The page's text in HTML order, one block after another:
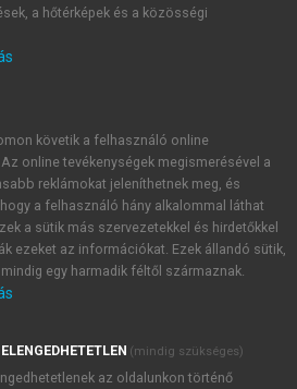
újdonságairól, akcióiról.
Kiadó Zrt. újdonságairól,
foglaltakat tudomásul
a hőtérképek és a közösségi
követik a felhasználó online
online tevékenységek megismerésével a
reklámokat jeleníthetnek meg, és
a felhasználó hány alkalommal láthat
a sütik más szervezetekkel és hirdetőkkel
ezeket az információkat. Ezek állandó sütik,
egy harmadik féltől származnak.
(mindig szükséges)
az oldalunkon történő